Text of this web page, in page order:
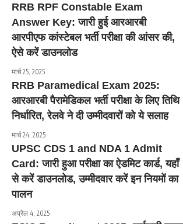
RRB RPF Constable Exam
Answer Key: जारी हुई आरआरबी
आरपीएफ कांस्टेबल भर्ती परीक्षा की आंसर की,
ऐसे करें डाउनलोड
मार्च 25, 2025
RRB Paramedical Exam 2025:
आरआरबी पैरामेडिकल भर्ती परीक्षा के लिए तिथि
निर्धारित, रेलवे ने दी उम्मीदवारों को ये सलाह
मार्च 24, 2025
UPSC CDS 1 and NDA 1 Admit
Card: जारी हुआ परीक्षा का ऐडमिट कार्ड, यहाँ
से करें डाउनलोड, उम्मीदवार करें इन नियमों का
पालन
अप्रैल 4, 2025